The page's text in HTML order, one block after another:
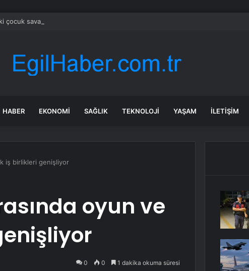
çocuk savaş uçaklarını alarma geçirdi
HABER EKONOMI SAĞLIK TEKNOLOJI YAŞAM İLETIŞIM
iş birlikleri genişliyor
oyun ve
0 0 1 dakika okuma süresi